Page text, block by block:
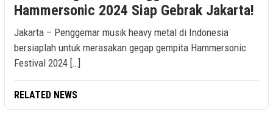
Hammersonic 2024 Siap Gebrak Jakarta!
Jakarta – Penggemar musik heavy metal di Indonesia
bersiaplah untuk merasakan gegap gempita Hammersonic
Festival 2024 […]
RELATED NEWS